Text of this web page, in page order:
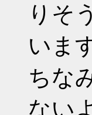
りそ
いま
ちな
ない